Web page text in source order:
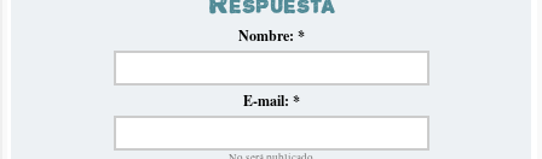
Nombre: *
E-mail: *
precios de omnibús hacia Brasil, volvemos con nuestro
tradicional informe en el que recopilamos y analizamos los
precios para el próximo verano 2025.